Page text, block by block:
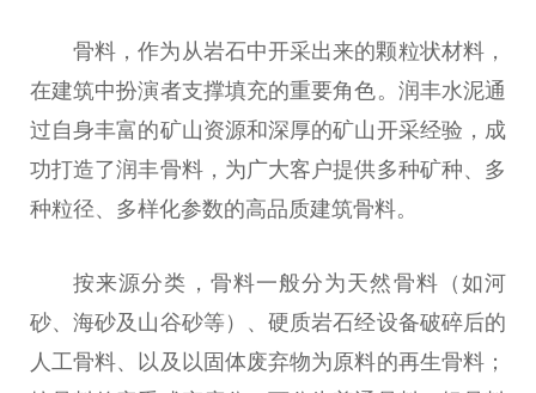
骨料，作为从岩石中开采出来的颗粒状材料，
在建筑中扮演者支撑填充的重要角色。润丰水泥通
过自身丰富的矿山资源和深厚的矿山开采经验，成
功打造了润丰骨料，为广大客户提供多种矿种、多
种粒径、多样化参数的高品质建筑骨料。
按来源分类，骨料一般分为天然骨料（如河
砂、海砂及山谷砂等）、硬质岩石经设备破碎后的
人工骨料、以及以固体废弃物为原料的再生骨料；